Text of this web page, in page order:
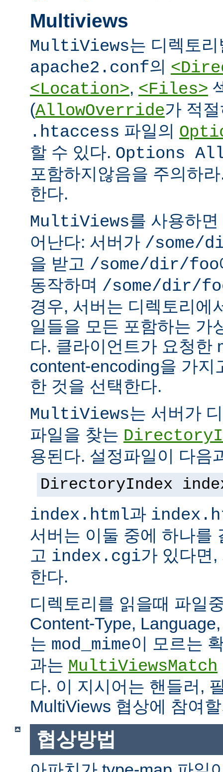
Multiviews
MultiViews는 디렉토
apache2.conf의
<Location>, <Files>
(AllowOverride가 적
.htaccess 파일의
할 수 있다. Options
포함하지않음을 주의하
한다.
MultiViews를 사용하
어난다: 서버가 /some/
을 받고 /some/dir/foo
동작하며 /some/dir/
경우, 서버는 디렉토리에
일들을 모든 포함하는 가
다. 클라이언트가 요청한
content-encoding을 가지
한 것을 선택한다.
MultiViews는 서버가
파일을 찾는
용된다. 설정파일이 다음
DirectoryIndex
index.html과
서버는 이둘 중에 하나를
고 index.cgi가 있다면
한다.
디렉토리를 읽을때 파일
Content-Type,
는 mod_mime이 모르는
과는 MultiViewsMatch
다. 이 지시어는 핸들러,
MultiViews 협상에 참여
협상방법